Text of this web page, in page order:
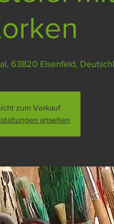
63820 Elsenfeld,
zum Verkauf
ansehen